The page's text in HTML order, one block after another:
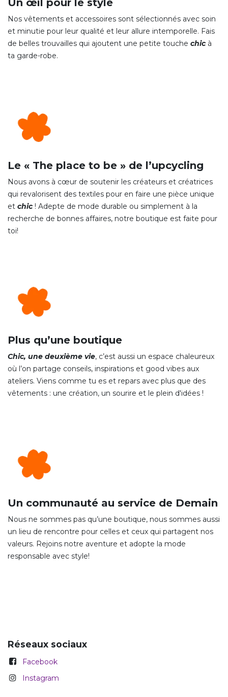
Un œil pour le style
Nos vêtements et accessoires sont sélectionnés avec soin
et minutie pour leur qualité et leur allure intemporelle. Fais
de belles trouvailles qui ajoutent une petite touche chicà
ta garde-robe.
Le « The place to be » de l’upcycling
Nous avons à cœur de soutenir les créateurs et créatrices
qui revalorisent des textiles pour en faire une pièce unique
et chic ! Adepte de mode durable ou simplement à la
recherche de bonnes affaires, notre boutique est faite pour
toi!
Plus qu’une boutique
Chic, une deuxième vie, c’est aussi un espace chaleureux
où l’on partage conseils, inspirations et good vibes aux
ateliers. Viens comme tu es et repars avec plus que des
vêtements : une création, un sourire et le plein d'idées !
Un communauté au service de Demain
Nous ne sommes pas qu’une boutique, nous sommes aussi
un lieu de rencontre pour celles et ceux qui partagent nos
valeurs. Rejoins notre aventure et adopte la mode
responsable avec style!
Réseaux sociaux
Facebook
Instagram